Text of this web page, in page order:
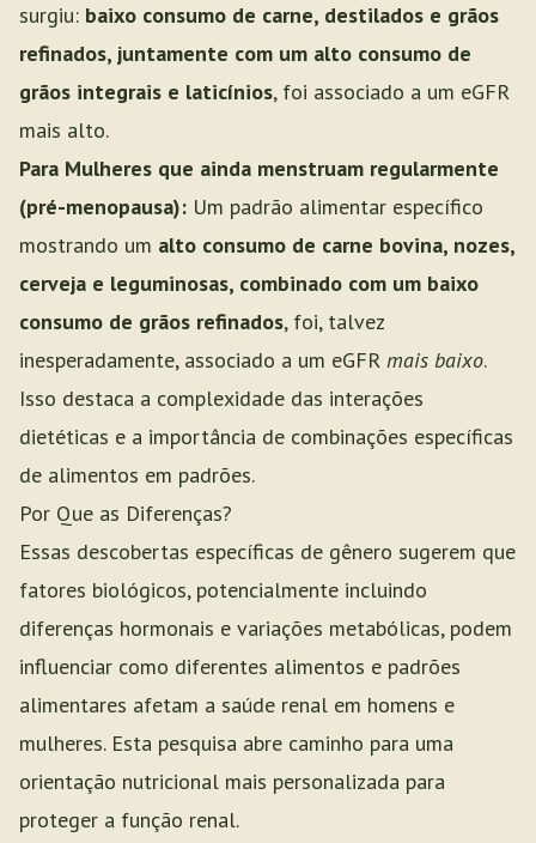
surgiu: baixo consumo de carne, destilados e grãos
refinados, juntamente com um alto consumo de
grãos integrais e laticínios, foi associado a um eGFR
mais alto.
Para Mulheres que ainda menstruam regularmente
(pré-menopausa): Um padrão alimentar específico
mostrando um alto consumo de carne bovina, nozes,
cerveja e leguminosas, combinado com um baixo
consumo de grãos refinados, foi, talvez
inesperadamente, associado a um eGFR mais baixo.
Isso destaca a complexidade das interações
dietéticas e a importância de combinações específicas
de alimentos em padrões.
Por Que as Diferenças?
Essas descobertas específicas de gênero sugerem que
fatores biológicos, potencialmente incluindo
diferenças hormonais e variações metabólicas, podem
influenciar como diferentes alimentos e padrões
alimentares afetam a saúde renal em homens e
mulheres. Esta pesquisa abre caminho para uma
orientação nutricional mais personalizada para
proteger a função renal.